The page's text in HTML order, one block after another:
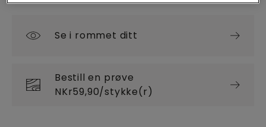
Se i rommet ditt
Bestill en prøve
NKr59,90/stykke(r)